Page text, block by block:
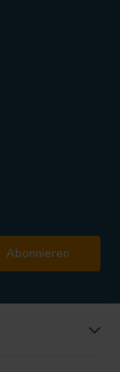
Abonnieren